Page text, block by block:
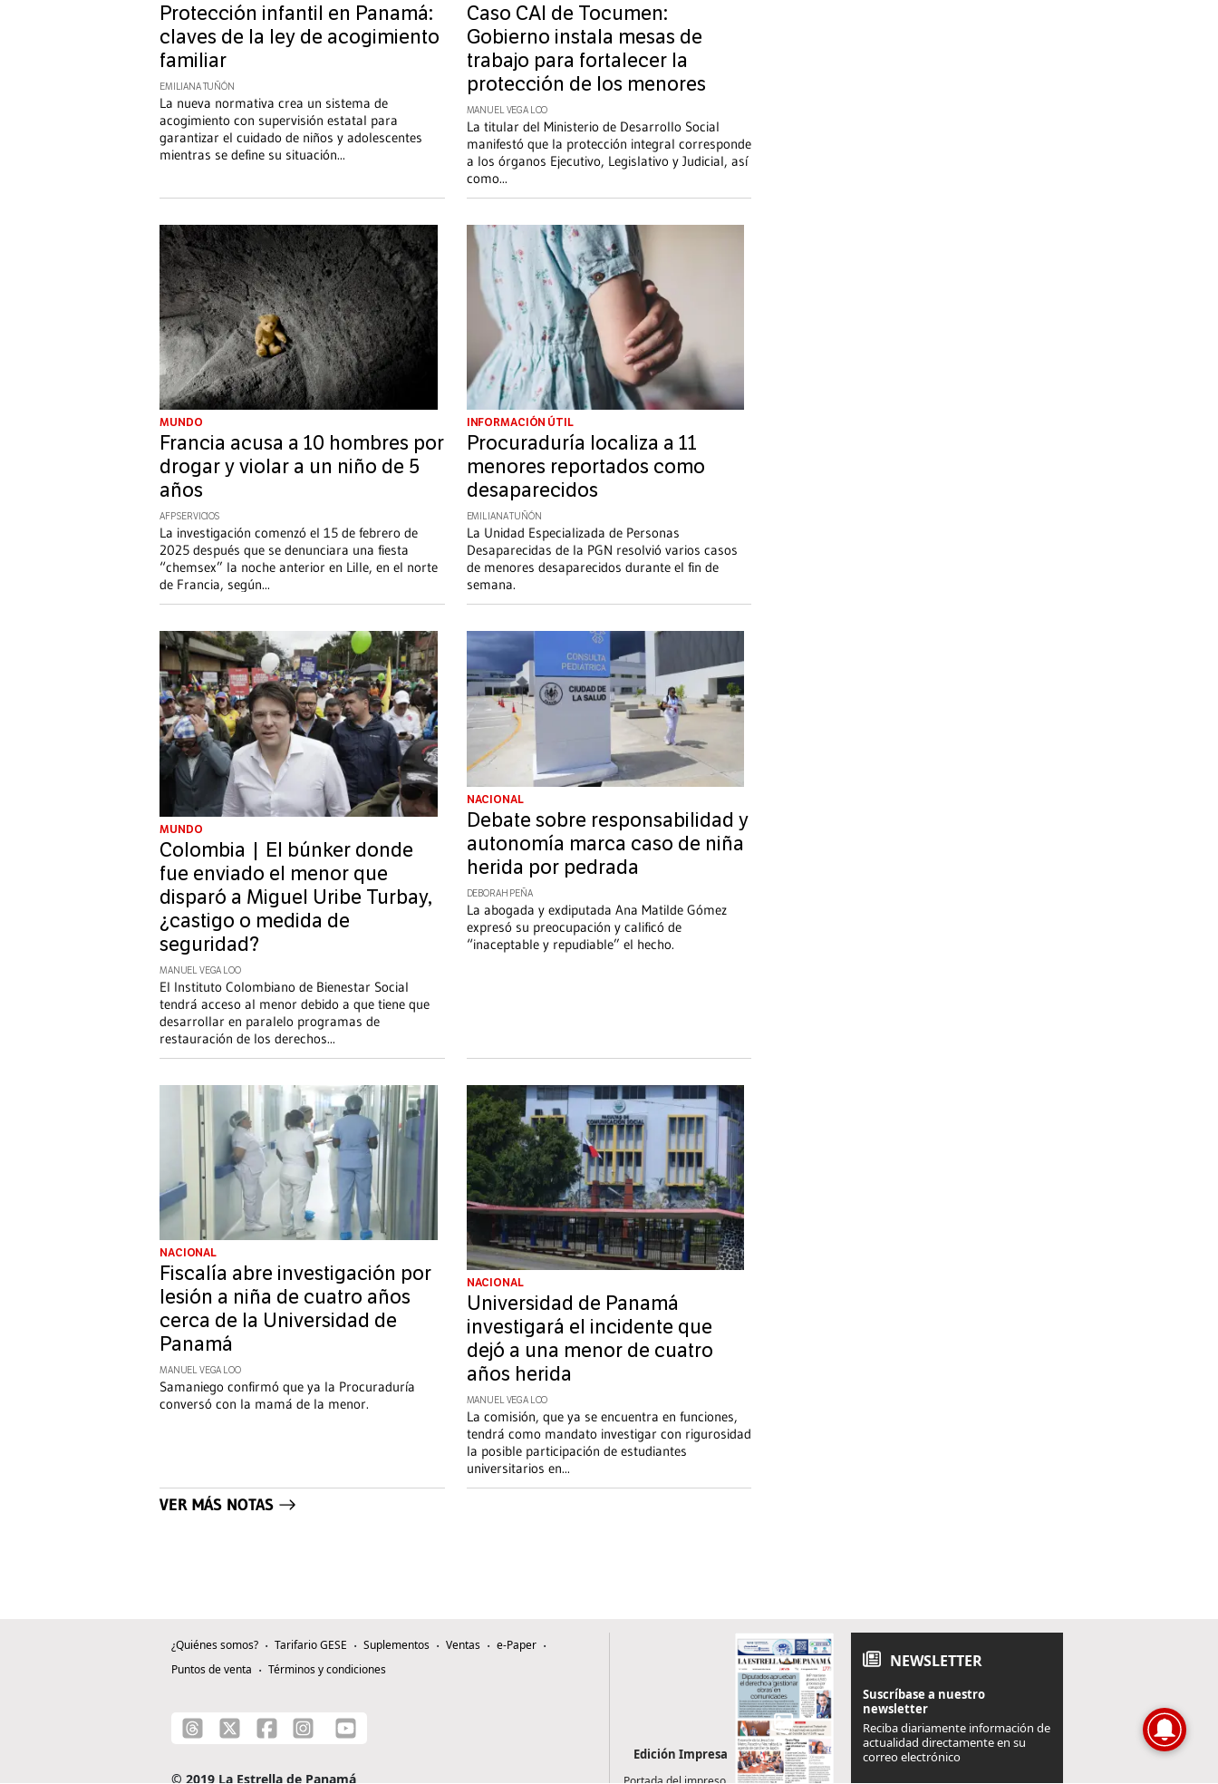
Protección infantil en Panamá:
claves de la ley de acogimiento
familiar
EMILIANA TUÑÓN
La nueva normativa crea un sistema de
acogimiento con supervisión estatal para
garantizar el cuidado de niños y adolescentes
mientras se define su situación...
Caso CAI de Tocumen:
Gobierno instala mesas de
trabajo para fortalecer la
protección de los menores
MANUEL VEGA LOO
La titular del Ministerio de Desarrollo Social
manifestó que la protección integral corresponde
a los órganos Ejecutivo, Legislativo y Judicial, así
como...
MUNDO
Francia acusa a 10 hombres por
drogar y violar a un niño de 5
años
AFP SERVICIOS
La investigación comenzó el 15 de febrero de
2025 después que se denunciara una fiesta
“chemsex” la noche anterior en Lille, en el norte
de Francia, según...
INFORMACIÓN ÚTIL
Procuraduría localiza a 11
menores reportados como
desaparecidos
EMILIANA TUÑÓN
La Unidad Especializada de Personas
Desaparecidas de la PGN resolvió varios casos
de menores desaparecidos durante el fin de
semana.
MUNDO
Colombia | El búnker donde
fue enviado el menor que
disparó a Miguel Uribe Turbay,
¿castigo o medida de
seguridad?
MANUEL VEGA LOO
El Instituto Colombiano de Bienestar Social
tendrá acceso al menor debido a que tiene que
desarrollar en paralelo programas de
restauración de los derechos...
NACIONAL
Debate sobre responsabilidad y
autonomía marca caso de niña
herida por pedrada
DEBORAH PEÑA
La abogada y exdiputada Ana Matilde Gómez
expresó su preocupación y calificó de
“inaceptable y repudiable” el hecho.
NACIONAL
Fiscalía abre investigación por
lesión a niña de cuatro años
cerca de la Universidad de
Panamá
MANUEL VEGA LOO
Samaniego confirmó que ya la Procuraduría
conversó con la mamá de la menor.
NACIONAL
Universidad de Panamá
investigará el incidente que
dejó a una menor de cuatro
años herida
MANUEL VEGA LOO
La comisión, que ya se encuentra en funciones,
tendrá como mandato investigar con rigurosidad
la posible participación de estudiantes
universitarios en...
VER MÁS NOTAS
¿Quiénes somos? Tarifario GESE Suplementos Ventas
e-Paper
Puntos de venta
Términos y condiciones
© 2019 La Estrella de Panamá
Edición Impresa
Portada del impreso
NEWSLETTER
Suscríbase a nuestro
newsletter
Reciba diariamente información de
actualidad directamente en su
correo electrónico